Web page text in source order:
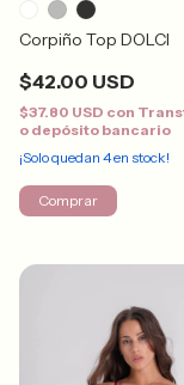
Corpiño Top DOLCI
$42.00 USD
$37.80 USD con
o depósito bancario
¡Solo quedan 4en stock!
Comprar